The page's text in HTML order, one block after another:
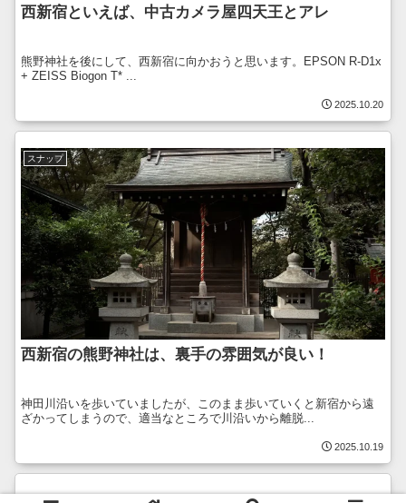
西新宿といえば、中古カメラ屋四天王とアレ
熊野神社を後にして、西新宿に向かおうと思います。EPSON R-D1x
+ ZEISS Biogon T* ...
2025.10.20
スナップ
西新宿の熊野神社は、裏手の雰囲気が良い！
神田川沿いを歩いていましたが、このまま歩いていくと新宿から遠
ざかってしまうので、適当なところで川沿いから離脱...
2025.10.19